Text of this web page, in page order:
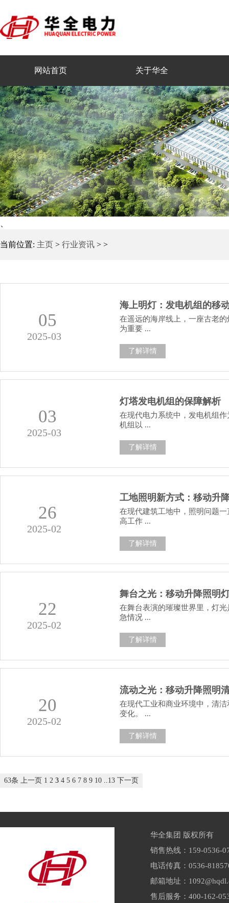
网站首页 关于华全
当前位置: 主页 > 行业资讯 > >
05
2025-03
海上明灯：发电机组的移
在遥远的海岸线上，一座古老
为重要 ...
了解详情
03
2025-03
灯塔发电机组的保障解析
在现代电力系统中，发电机组
机组以 ...
了解详情
26
2025-02
工地照明新方式：移动升
在现代建筑工地中，照明问题
高工作 ...
了解详情
22
2025-02
舞台之光：移动升降照明
在舞台表演的璀璨世界里，灯
急情况 ...
了解详情
20
2025-02
流动之光：移动升降照明
在现代工业和商业环境中，清
变化。 ...
了解详情
63条 上一页 1 2 3 4 5 6 7 8 9 10 ..13 下一页
华全集团 版权所有
销售热线：159-0536-
电话传真：0536-
邮箱地址：
售后服务：400-162-